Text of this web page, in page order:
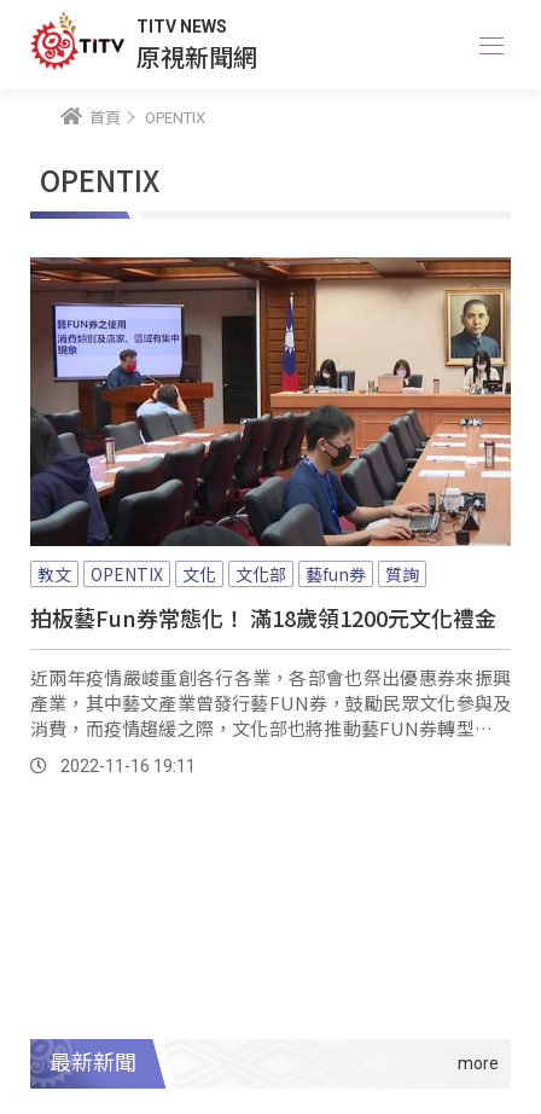
TITV NEWS
原視新聞網
首頁 OPENTIX
OPENTIX
教文 OPENTIX 文化 文化部 藝fun券 質詢
拍板藝Fun券常態化！ 滿18歲領1200元文化禮金
近兩年疫情嚴峻重創各行各業，各部會也祭出優惠券來振興
產業，其中藝文產業曾發行藝FUN券，鼓勵民眾文化參與及
消費，而疫情趨緩之際，文化部也將推動藝FUN券轉型，變
成常態化方案，將在明年發給當年度滿18歲...。
2022-11-16 19:11
最新新聞